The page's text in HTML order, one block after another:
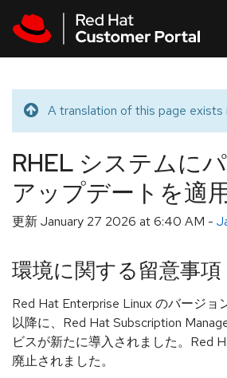
Translated
A translation of this page exists
RHEL システムに
アップデートを適
更新January 27 2026 at 6:40 AM -
環境に関する留意事項
Red Hat Enterprise Linux のバージョ
以降に、Red Hat Subscription
ビスが新たに導入されました。Red
廃止されました。